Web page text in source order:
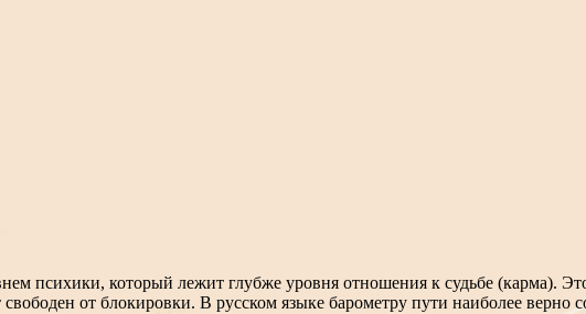
психики, который лежит глубже уровня отношения к судьбе (карма).
от блокировки. В русском языке барометру пути наиболее верно